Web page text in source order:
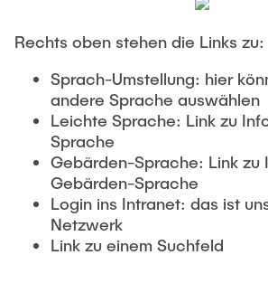
Rechts oben stehen die Links zu:
Sprach-Umstellung: hier
andere Sprache auswählen
Leichte Sprache: Link zu
Sprache
Gebärden-Sprache: Link zu
Gebärden-Sprache
Login ins Intranet: das ist
Netzwerk
Link zu einem Suchfeld